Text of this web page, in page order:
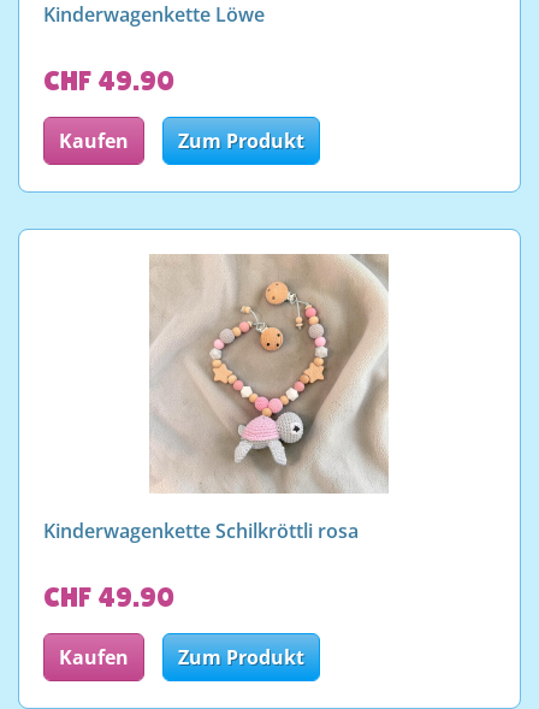
Kinderwagenkette Löwe
CHF 49.90
Kaufen Zum Produkt
Kinderwagenkette Schilkröttli rosa
CHF 49.90
Kaufen Zum Produkt